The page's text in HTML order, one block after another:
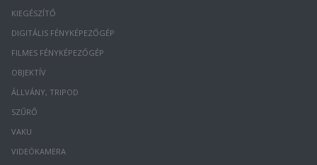
KIEGÉSZÍTŐ
DIGITÁLIS FÉNYKÉPEZŐGÉP
FILMES FÉNYKÉPEZŐGÉP
OBJEKTÍV
ÁLLVÁNY, TRIPOD
SZŰRŐ
VAKU
VIDEÓKAMERA